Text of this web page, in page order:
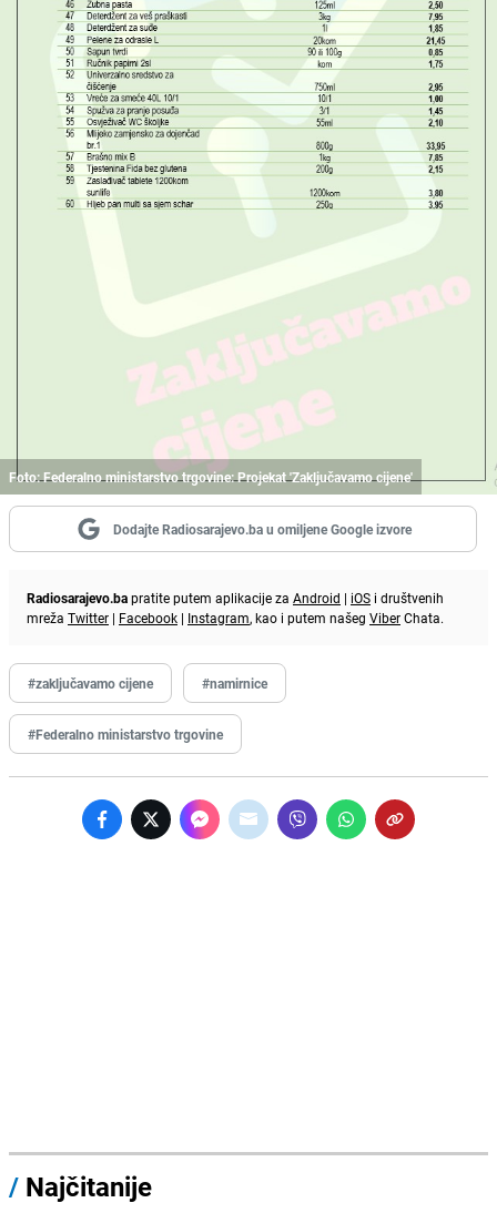
Foto: Federalno ministarstvo trgovine: Projekat 'Zaključavamo cijene'
Dodajte Radiosarajevo.ba u omiljene Google izvore
Radiosarajevo.bapratite putem aplikacije za Android | iOS i društvenih
mreža Twitter | Facebook | Instagram, kao i putem našeg ViberChata.
#zaključavamo cijene #namirnice
#Federalno ministarstvo trgovine
/ Najčitanije